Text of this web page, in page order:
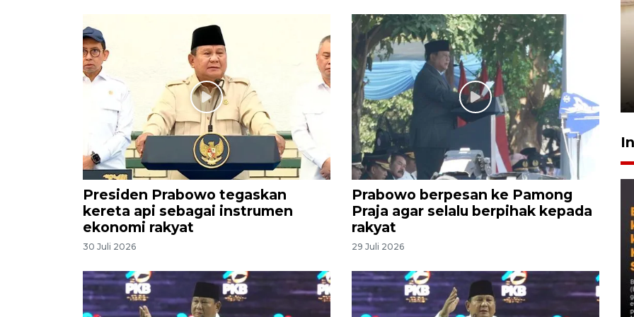
Presiden Prabowo tegaskan
kereta api sebagai instrumen
ekonomi rakyat
30 Juli 2026
Prabowo berpesan ke Pamong
Praja agar selalu berpihak kepada
rakyat
29 Juli 2026
Gabung Persebaya, striker
timnas Ramadhan Sananta
kembali asah naluri
9 Juli 2026